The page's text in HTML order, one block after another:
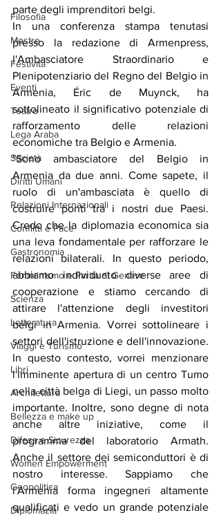
Filosofia
Mostre
Festività
Eventi
Teatro
Lega Araba
Società
Diritti Umani
Relazioni Internazionali
Conflitti e Pace
Gastronomia
Femminismo e Parità di Genere
Scienza
Letteratura
Viaggi e Turismo
Libri
Architettura
Bellezza e make up
Difesa e Sicurezza
Women Empowerment
Geopolitica
Diplomazia
parte degli imprenditori belgi.
In una conferenza stampa tenutasi
presso la redazione di Armenpress,
l'Ambasciatore Straordinario e
Plenipotenziario del Regno del Belgio in
Armenia, Éric de Muynck, ha
sottolineato il significativo potenziale di
rafforzamento delle relazioni
economiche tra Belgio e Armenia.
"Sono ambasciatore del Belgio in
Armenia da due anni. Come sapete, il
ruolo di un'ambasciata è quello di
costruire ponti tra i nostri due Paesi.
Credo che la diplomazia economica sia
una leva fondamentale per rafforzare le
relazioni bilaterali. In questo periodo,
abbiamo individuato diverse aree di
cooperazione e stiamo cercando di
attirare l'attenzione degli investitori
belgi in Armenia. Vorrei sottolineare i
settori dell'istruzione e dell'innovazione.
In questo contesto, vorrei menzionare
l'imminente apertura di un centro Tumo
nella città belga di Liegi, un passo molto
importante. Inoltre, sono degne di nota
anche altre iniziative, come il
programma del laboratorio Armath.
Anche il settore dei semiconduttori è di
nostro interesse. Sappiamo che
l'Armenia forma ingegneri altamente
qualificati e vedo un grande potenziale